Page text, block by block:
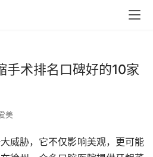
术排名口碑好的10家
美
威胁，它不仅影响美观，更可能